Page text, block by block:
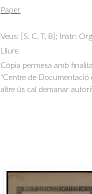
Paper
Veus: [S, C, T, B]; Instr: Org
Lliure
Còpia permesa amb
"Centre de Documentació
altre ús cal demanar